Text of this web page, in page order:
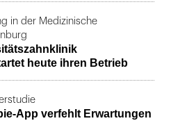
in der Medizinische
heute ihren Betrieb
App verfehlt Erwartungen